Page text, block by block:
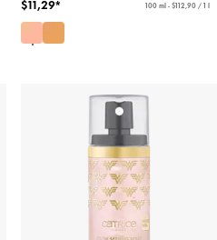
$11,29*
100 ml - $112,90 / 1 l